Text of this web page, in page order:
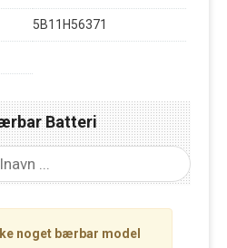
5B11H56371
Batteri
noget bærbar model